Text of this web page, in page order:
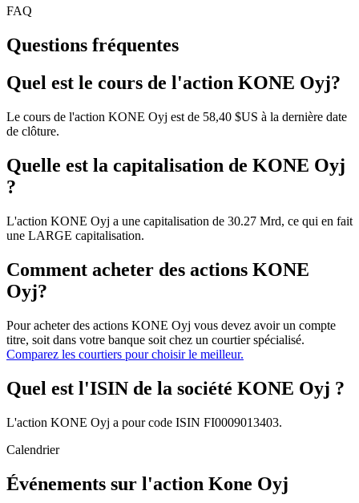
FAQ
Questions fréquentes
Quel est le cours de l'action KONE Oyj?
Le cours de l'action KONE Oyj est de 58,40 $US à la dernière date
de clôture.
Quelle est la capitalisation de KONE Oyj
?
L'action KONE Oyj a une capitalisation de 30.27 Mrd, ce qui en fait
une LARGE capitalisation.
Comment acheter des actions KONE
Oyj?
Pour acheter des actions KONE Oyj vous devez avoir un compte
titre, soit dans votre banque soit chez un courtier spécialisé.
Comparez les courtiers pour choisir le meilleur.
Quel est l'ISIN de la société KONE Oyj ?
L'action KONE Oyj a pour code ISIN FI0009013403.
Calendrier
Événements sur l'action Kone Oyj